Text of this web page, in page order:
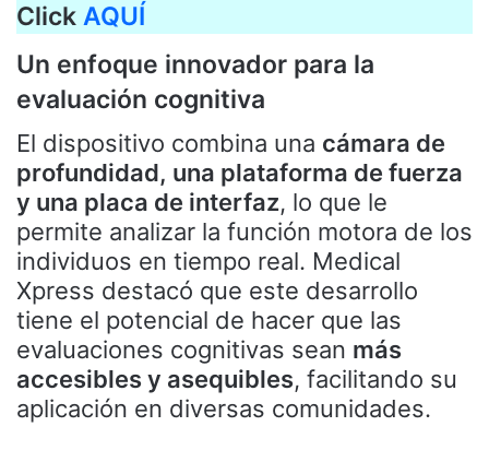
Click AQUÍ
Un enfoque innovador para la
evaluación cognitiva
El dispositivo combina una cámara de
profundidad, una plataforma de fuerza
y una placa de interfaz, lo que le
permite analizar la función motora de los
individuos en tiempo real. Medical
Xpress destacó que este desarrollo
tiene el potencial de hacer que las
evaluaciones cognitivas sean más
accesibles y asequibles, facilitando su
aplicación en diversas comunidades.